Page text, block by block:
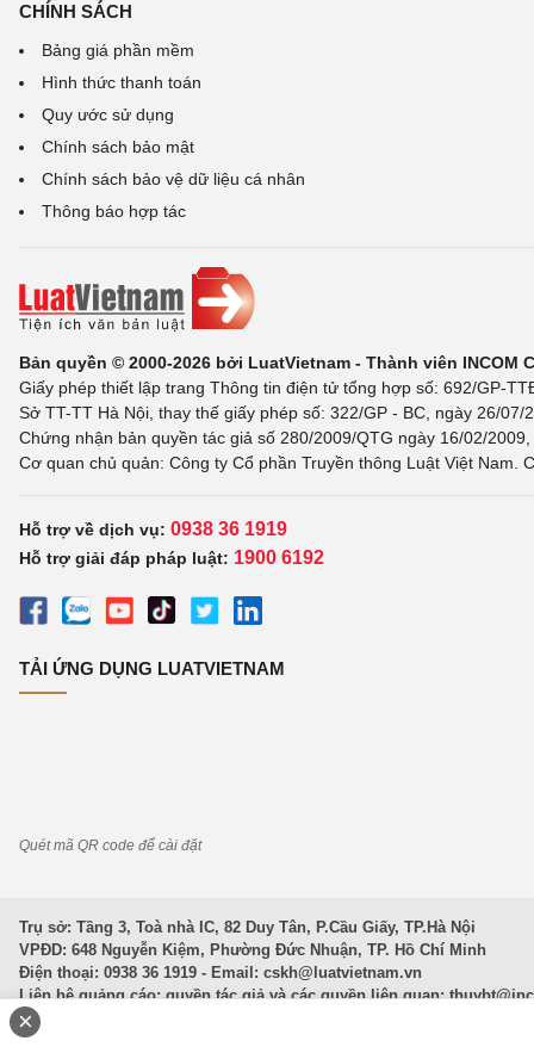
CHÍNH SÁCH
Bảng giá phần mềm
Hình thức thanh toán
Quy ước sử dụng
Chính sách bảo mật
Chính sách bảo vệ dữ liệu cá nhân
Thông báo hợp tác
Bản quyền © 2000-2026 bởi LuatVietnam - Thành viên INCOM
Giấy phép thiết lập trang Thông tin điện tử tổng hợp số: 692/GP-
Sở TT-TT Hà Nội, thay thế giấy phép số: 322/GP - BC, ngày 26/
Chứng nhận bản quyền tác giả số 280/2009/QTG ngày 16/02/
Cơ quan chủ quản: Công ty Cổ phần Truyền thông Luật Việt Nam.
Hỗ trợ về dịch vụ: 0938 36 1919
Hỗ trợ giải đáp pháp luật: 1900 6192
TẢI ỨNG DỤNG LUATVIETNAM
Quét mã QR code để cài đặt
Trụ sở: Tầng 3, Toà nhà IC, 82 Duy Tân, P.Cầu Giấy, TP.Hà Nội
VPĐD: 648 Nguyễn Kiệm, Phường Đức Nhuận, TP. Hồ Chí Minh
Điện thoại: 0938 36 1919 - Email: cskh@luatvietnam.vn
Liên hệ quảng cáo; quyền tác giả và các quyền liên quan:
Văn Bản Pháp Luật
×